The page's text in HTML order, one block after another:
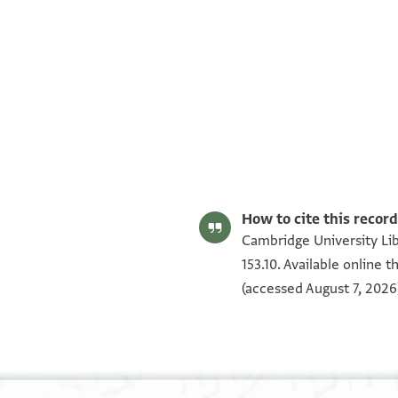
How to cite this
Cambridge University
153.10. Available online
(accessed August 7,